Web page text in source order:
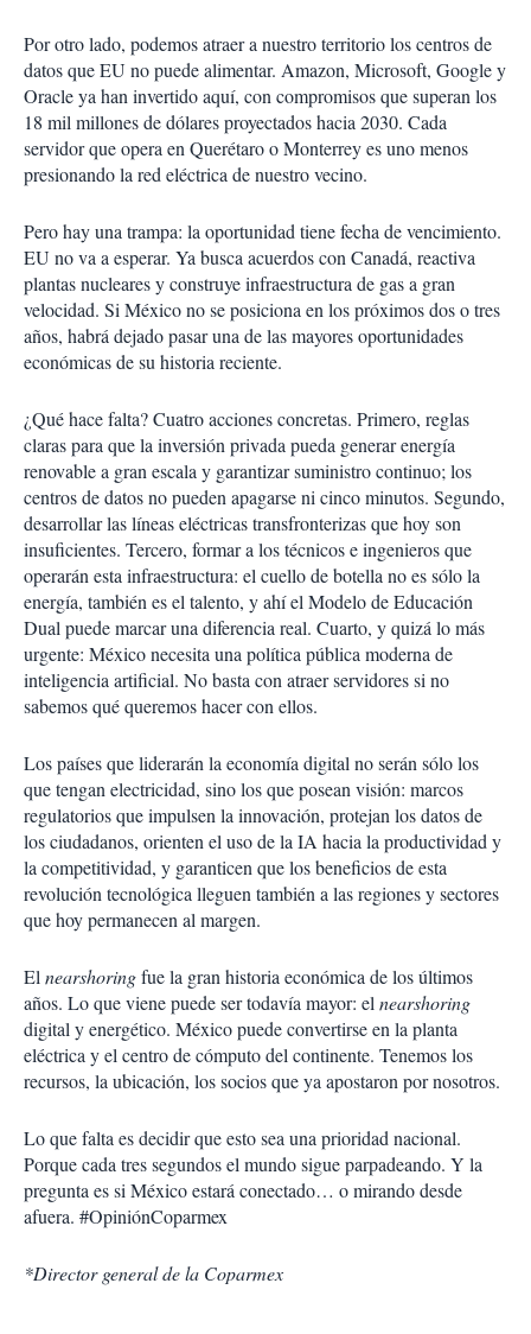
Por otro lado, podemos atraer a nuestro territorio los centros de
datos que EU no puede alimentar. Amazon, Microsoft, Google y
Oracle ya han invertido aquí, con compromisos que superan los
18 mil millones de dólares proyectados hacia 2030. Cada
servidor que opera en Querétaro o Monterrey es uno menos
presionando la red eléctrica de nuestro vecino.
Pero hay una trampa: la oportunidad tiene fecha de vencimiento.
EU no va a esperar. Ya busca acuerdos con Canadá, reactiva
plantas nucleares y construye infraestructura de gas a gran
velocidad. Si México no se posiciona en los próximos dos o tres
años, habrá dejado pasar una de las mayores oportunidades
económicas de su historia reciente.
¿Qué hace falta? Cuatro acciones concretas. Primero, reglas
claras para que la inversión privada pueda generar energía
renovable a gran escala y garantizar suministro continuo; los
centros de datos no pueden apagarse ni cinco minutos. Segundo,
desarrollar las líneas eléctricas transfronterizas que hoy son
insuficientes. Tercero, formar a los técnicos e ingenieros que
operarán esta infraestructura: el cuello de botella no es sólo la
energía, también es el talento, y ahí el Modelo de Educación
Dual puede marcar una diferencia real. Cuarto, y quizá lo más
urgente: México necesita una política pública moderna de
inteligencia artificial. No basta con atraer servidores si no
sabemos qué queremos hacer con ellos.
Los países que liderarán la economía digital no serán sólo los
que tengan electricidad, sino los que posean visión: marcos
regulatorios que impulsen la innovación, protejan los datos de
los ciudadanos, orienten el uso de la IA hacia la productividad y
la competitividad, y garanticen que los beneficios de esta
revolución tecnológica lleguen también a las regiones y sectores
que hoy permanecen al margen.
El nearshoringfue la gran historia económica de los últimos
años. Lo que viene puede ser todavía mayor: el nearshoring
digital y energético. México puede convertirse en la planta
eléctrica y el centro de cómputo del continente. Tenemos los
recursos, la ubicación, los socios que ya apostaron por nosotros.
Lo que falta es decidir que esto sea una prioridad nacional.
Porque cada tres segundos el mundo sigue parpadeando. Y la
pregunta es si México estará conectado… o mirando desde
afuera. #OpiniónCoparmex
*Director general de la Coparmex